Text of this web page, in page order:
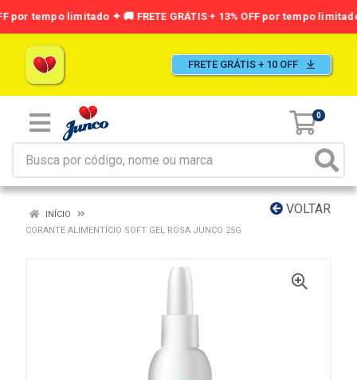
FRETE GRÁTIS + 10 OFF
0
VOLTAR
INÍCIO
CORANTE ALIMENTÍCIO SOFT GEL ROSA JUNCO 25G